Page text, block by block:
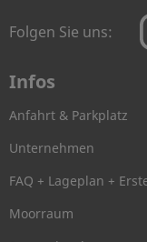
Folgen Sie uns:
Infos
Anfahrt & Parkplatz
Unternehmen
FAQ + Lageplan +
Moorraum